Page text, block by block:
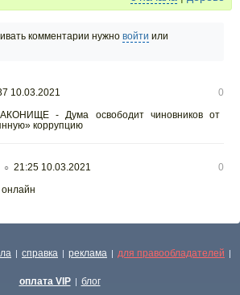
комментарии нужно войти или
10.03.2021
0
- Дума освободит чиновников от
коррупцию
○ 21:25 10.03.2021
0
| справка | реклама | для правообладателей |
оплата VIP | блог